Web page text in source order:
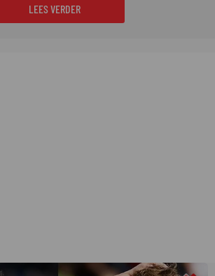
LEES VERDER